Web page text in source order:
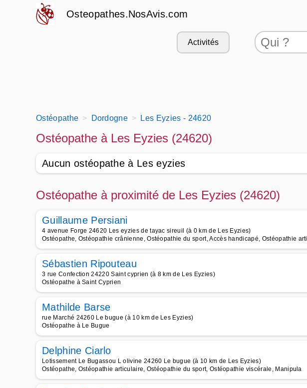
Osteopathes.NosAvis.com
Activités
Ostéopathe Dordogne Les Eyzies - 24620
Ostéopathe à Les Eyzies (24620)
Aucun ostéopathe à Les eyzies
Ostéopathe à proximité de Les Eyzies (24620)
Guillaume Persiani
4 avenue Forge 24620 Les eyzies de tayac sireuil (à 0 km de Les Eyzies)
Ostéopathe, Ostéopathie crânienne, Ostéopathie du sport, Accès handicapé, Ostéopathie arti
Sébastien Ripouteau
3 rue Confection 24220 Saint cyprien (à 8 km de Les Eyzies)
Ostéopathe à Saint Cyprien
Mathilde Barse
rue Marché 24260 Le bugue (à 10 km de Les Eyzies)
Ostéopathe à Le Bugue
Delphine Ciarlo
Lotissement Le Bugassou L olivine 24260 Le bugue (à 10 km de Les Eyzies)
Ostéopathe, Ostéopathie articulaire, Ostéopathie du sport, Ostéopathie viscérale, Manipula